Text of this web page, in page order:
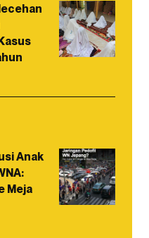
Anak
Meja